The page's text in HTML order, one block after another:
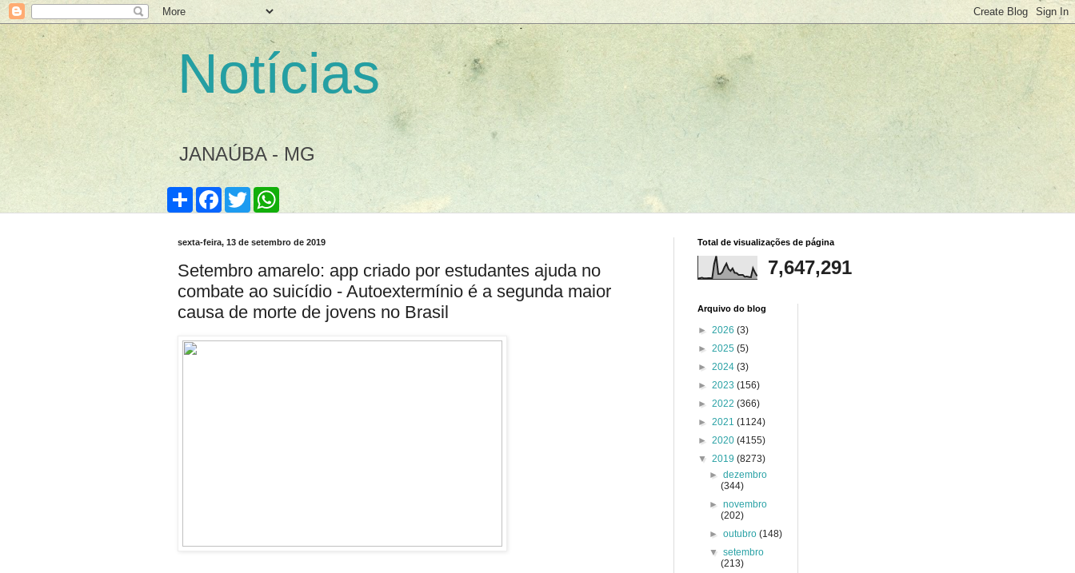
Notícias
JANAÚBA - MG
S
e
F
b
o
w
t
r
s
p
sexta-feira, 13 de setembro de 2019
Setembro amarelo: app criado por estudantes ajuda no
combate ao suicídio - Autoextermínio é a segunda maior
causa de morte de jovens no Brasil
Total de visualizações de página
7,647,291
Arquivo do blog
► 2026 (3)
► 2025 (5)
► 2024 (3)
► 2023 (156)
► 2022 (366)
► 2021 (1124)
► 2020 (4155)
▼ 2019 (8273)
►dezembro
(344)
►novembro
(202)
►outubro(148)
▼setembro
(213)